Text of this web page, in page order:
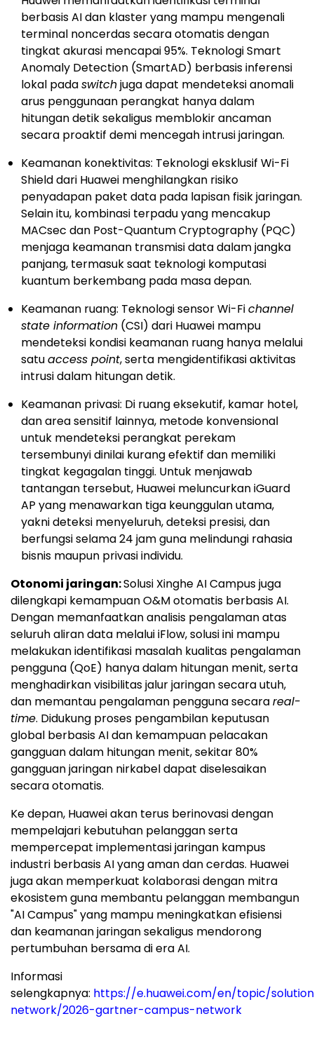
berbasis AI dan klaster yang mampu mengenali
terminal noncerdas secara otomatis dengan
tingkat akurasi mencapai 95%. Teknologi Smart
Anomaly Detection (SmartAD) berbasis inferensi
lokal padaswitchjuga dapat mendeteksi anomali
arus penggunaan perangkat hanya dalam
hitungan detik sekaligus memblokir ancaman
secara proaktif demi mencegah intrusi jaringan.
Keamanan konektivitas: Teknologi eksklusif Wi-Fi
Shield dari Huawei menghilangkan risiko
penyadapan paket data pada lapisan fisik jaringan.
Selain itu, kombinasi terpadu yang mencakup
MACsec dan Post-Quantum Cryptography (PQC)
menjaga keamanan transmisi data dalam jangka
panjang, termasuk saat teknologi komputasi
kuantum berkembang pada masa depan.
Keamanan ruang: Teknologi sensor Wi-Fichannel
state information (CSI) dari Huawei mampu
mendeteksi kondisi keamanan ruang hanya melalui
satuaccess point, serta mengidentifikasi aktivitas
intrusi dalam hitungan detik.
Keamanan privasi: Di ruang eksekutif, kamar hotel,
dan area sensitif lainnya, metode konvensional
untuk mendeteksi perangkat perekam
tersembunyi dinilai kurang efektif dan memiliki
tingkat kegagalan tinggi. Untuk menjawab
tantangan tersebut, Huawei meluncurkan iGuard
AP yang menawarkan tiga keunggulan utama,
yakni deteksi menyeluruh, deteksi presisi, dan
berfungsi selama 24 jam guna melindungi rahasia
bisnis maupun privasi individu.
Otonomi jaringan:Solusi Xinghe AI Campus juga
dilengkapi kemampuan O&M otomatis berbasis AI.
Dengan memanfaatkan analisis pengalaman atas
seluruh aliran data melalui iFlow, solusi ini mampu
melakukan identifikasi masalah kualitas pengalaman
pengguna (QoE) hanya dalam hitungan menit, serta
menghadirkan visibilitas jalur jaringan secara utuh,
dan memantau pengalaman pengguna secarareal-
time. Didukung proses pengambilan keputusan
global berbasis AI dan kemampuan pelacakan
gangguan dalam hitungan menit, sekitar 80%
gangguan jaringan nirkabel dapat diselesaikan
secara otomatis.
Ke depan, Huawei akan terus berinovasi dengan
mempelajari kebutuhan pelanggan serta
mempercepat implementasi jaringan kampus
industri berbasis AI yang aman dan cerdas. Huawei
juga akan memperkuat kolaborasi dengan mitra
ekosistem guna membantu pelanggan membangun
"AI Campus" yang mampu meningkatkan efisiensi
dan keamanan jaringan sekaligus mendorong
pertumbuhan bersama di era AI.
Informasi
selengkapnya: https://e.huawei.com/en/topic/
network/2026-gartner-campus-network